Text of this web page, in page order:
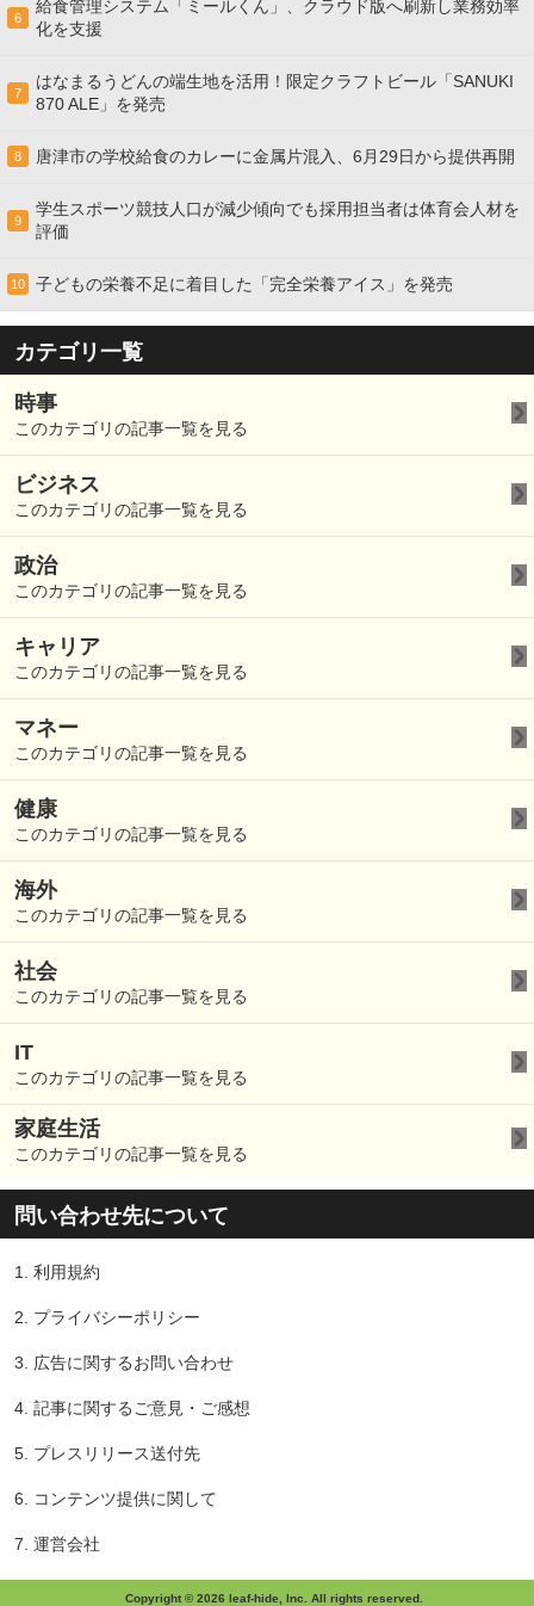
6
給食管理システム「ミールくん」、クラウド版へ刷新し業務効率
化を支援
7
はなまるうどんの端生地を活用！限定クラフトビール「SANUKI
870 ALE」を発売
8 唐津市の学校給食のカレーに金属片混入、6月29日から提供再開
9
学生スポーツ競技人口が減少傾向でも採用担当者は体育会人材を
評価
10 子どもの栄養不足に着目した「完全栄養アイス」を発売
カテゴリ一覧
時事
このカテゴリの記事一覧を見る
ビジネス
このカテゴリの記事一覧を見る
政治
このカテゴリの記事一覧を見る
キャリア
このカテゴリの記事一覧を見る
マネー
このカテゴリの記事一覧を見る
健康
このカテゴリの記事一覧を見る
海外
このカテゴリの記事一覧を見る
社会
このカテゴリの記事一覧を見る
IT
このカテゴリの記事一覧を見る
家庭生活
このカテゴリの記事一覧を見る
問い合わせ先について
1. 利用規約
2. プライバシーポリシー
3. 広告に関するお問い合わせ
4. 記事に関するご意見・ご感想
5. プレスリリース送付先
6. コンテンツ提供に関して
7. 運営会社
Copyright © 2026 leaf-hide, Inc. All rights reserved.